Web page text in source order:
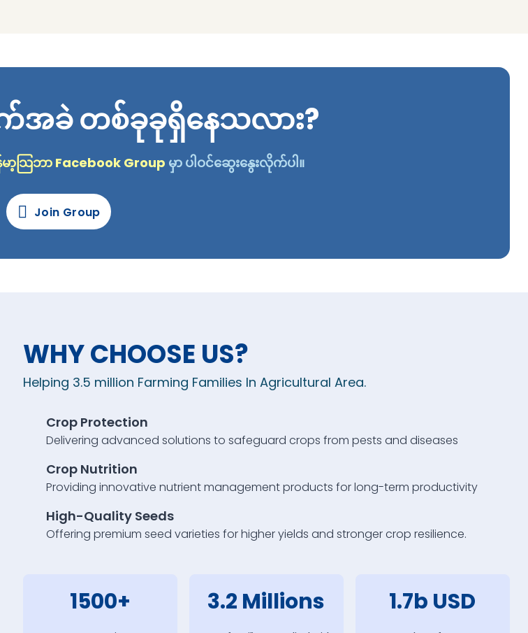
အခဲ တစ်ခုခုရှိနေသလား?
မာ့သြဘာ Facebook Group မှာ ပါဝင်ဆွေးနွေးလိုက်ပါ။
Join Group
WHY CHOOSE US?
Helping 3.5 million Farming Families In Agricultural Area.
Crop Protection
Delivering advanced solutions to safeguard crops from pests and diseases
Crop Nutrition
Providing innovative nutrient management products for long-term productivity
High-Quality Seeds
Offering premium seed varieties for higher yields and stronger crop resilience.
1500+ 3.2 Millions 1.7b USD